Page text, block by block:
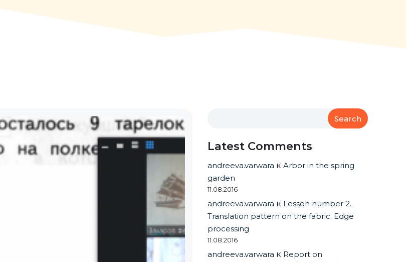
Search
Latest Comments
andreeva.varwara кArbor in the spring
garden
11.08.2016
andreeva.varwara к Lesson number 2.
Translation pattern on the fabric. Edge
processing
11.08.2016
andreeva.varwara к Report on